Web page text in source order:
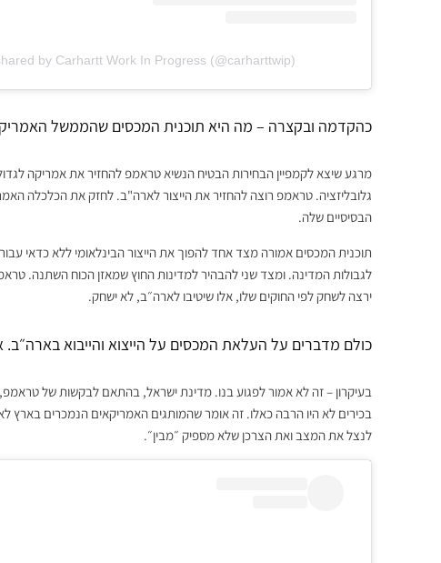
by Carhartt Work In Progress (@carharttwip)
כהקדמה ובקצרה – מה היא תוכנית המכסים שהממשל
מרגע שיצא לקמפיין הבחירות הבטיח הנשיא טראמפ להחזיר את אמריקה
גלובליזציה. טראמפ רוצה להחזיר את הייצור לארה"ב. לחזק את הכלכלה
הבסיסיים שלה.
תוכנית המכסים אמורה מצד אחד להפוך את הייצור הבינלאומי ללא כדאי
לגבולות המדינה. ומצד שני להבהיר למדינות החוץ שמאזן הכוח השתנה.
ירצה לשחק לפי החוקים שלו, אלו שיטיבו לארה״ב, לא ישחק.
כולם מדברים על העלאת המכסים על הייצוא והייבוא
בעיקרון – זה לא אמור לפגוע בנו. מדינת ישראל, בהתאם לבקשות של
בכירים לא היו הרבה כאלו. זה אומר שהמותגים האמריקאים הנמכרים בארץ
לנצל את המצב ואת הצרכן שלא מספיק ״מבין״.